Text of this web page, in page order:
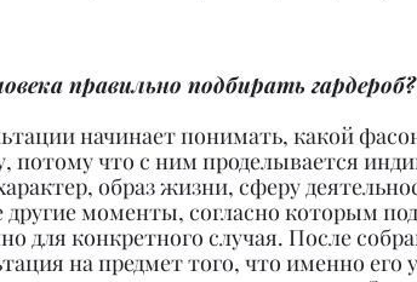
правильно подбирать гардероб?
начинает понимать, какой
потому что с ним проделывается
образ жизни, сферу
моменты, согласно которым
для конкретного случая. После
на предмет того, что именно его